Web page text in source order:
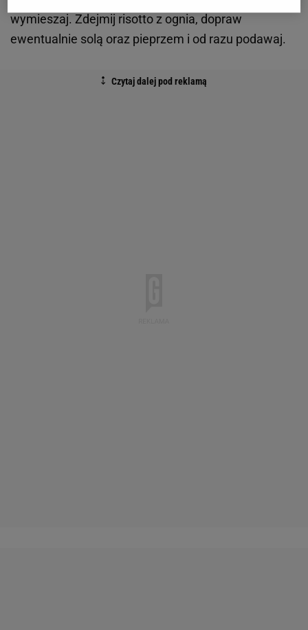
wymieszaj. Zdejmij risotto z ognia, dopraw
ewentualnie solą oraz pieprzem i od razu podawaj.